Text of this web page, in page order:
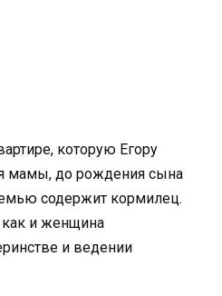
которую Егору
мамы, до рождения сына
содержит кормилец.
как и женщина
и ведении